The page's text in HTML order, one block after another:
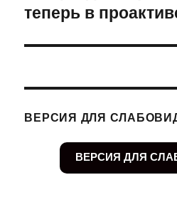
запись:
теперь в
ВЕРСИЯ ДЛЯ
ВЕРСИЯ ДЛЯ